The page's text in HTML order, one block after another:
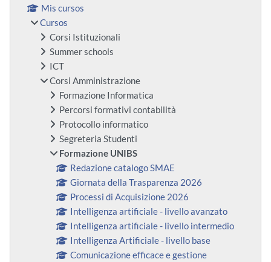
Mis cursos
Cursos
Corsi Istituzionali
Summer schools
ICT
Corsi Amministrazione
Formazione Informatica
Percorsi formativi contabilità
Protocollo informatico
Segreteria Studenti
Formazione UNIBS
Redazione catalogo SMAE
Giornata della Trasparenza 2026
Processi di Acquisizione 2026
Intelligenza artificiale - livello avanzato
Intelligenza artificiale - livello intermedio
Intelligenza Artificiale - livello base
Comunicazione efficace e gestione